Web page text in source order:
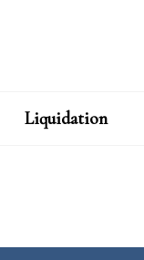
Liquidation